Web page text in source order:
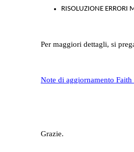
RISOLUZIONE ERRORI
Per maggiori dettagli, si
Note di aggiornamento Faith
Grazie.